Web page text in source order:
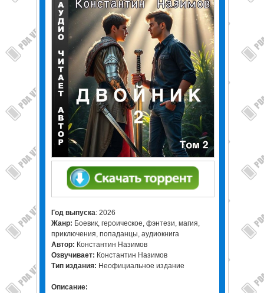
Год выпуска: 2026
Жанр: Боевик, героическое, фэнтези, магия,
приключения, попаданцы, аудиокнига
Автор: Константин Назимов
Озвучивает: Константин Назимов
Тип издания: Неофициальное издание
Описание: